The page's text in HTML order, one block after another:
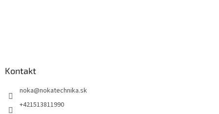
Kontakt
noka@nokatechnika.sk
+421513811990